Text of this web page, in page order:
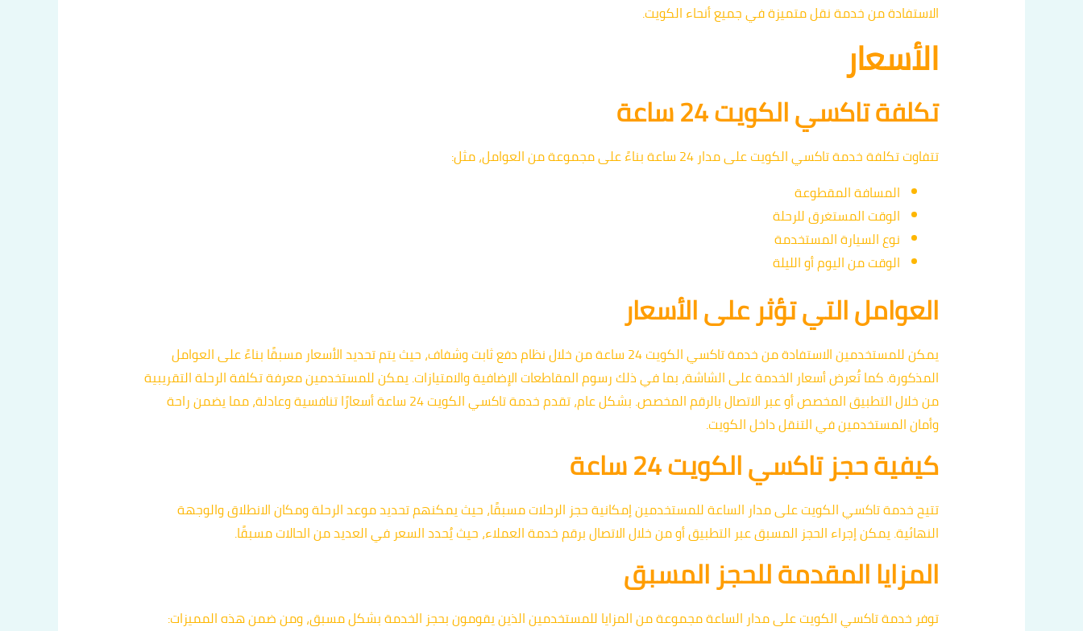
الاستفادة من خدمة نقل متميزة في جميع أنحاء الكويت.
الأسعار
تكلفة تاكسي الكويت 24 ساعة
تتفاوت تكلفة خدمة تاكسي الكويت على مدار 24 ساعة بناءً على مجموعة من العوامل، مثل:
المسافة المقطوعة
الوقت المستغرق للرحلة
نوع السيارة المستخدمة
الوقت من اليوم أو الليلة
العوامل التي تؤثر على الأسعار
يمكن للمستخدمين الاستفادة من خدمة تاكسي الكويت 24 ساعة من خلال نظام دفع ثابت وشفاف، حيث يتم تحديد الأسعار مسبقًا بناءً على العوامل
المذكورة. كما تُعرض أسعار الخدمة على الشاشة، بما في ذلك رسوم المقاطعات الإضافية والامتيازات. يمكن للمستخدمين معرفة تكلفة الرحلة التقريبية
من خلال التطبيق المخصص أو عبر الاتصال بالرقم المخصص. بشكل عام، تقدم خدمة تاكسي الكويت 24 ساعة أسعارًا تنافسية وعادلة، مما يضمن راحة
وأمان المستخدمين في التنقل داخل الكويت.
كيفية حجز تاكسي الكويت 24 ساعة
تتيح خدمة تاكسي الكويت على مدار الساعة للمستخدمين إمكانية حجز الرحلات مسبقًا، حيث يمكنهم تحديد موعد الرحلة ومكان الانطلاق والوجهة
النهائية. يمكن إجراء الحجز المسبق عبر التطبيق أو من خلال الاتصال برقم خدمة العملاء، حيث يُحدد السعر في العديد من الحالات مسبقًا.
المزايا المقدمة للحجز المسبق
توفر خدمة تاكسي الكويت على مدار الساعة مجموعة من المزايا للمستخدمين الذين يقومون بحجز الخدمة بشكل مسبق، ومن ضمن هذه المميزات: